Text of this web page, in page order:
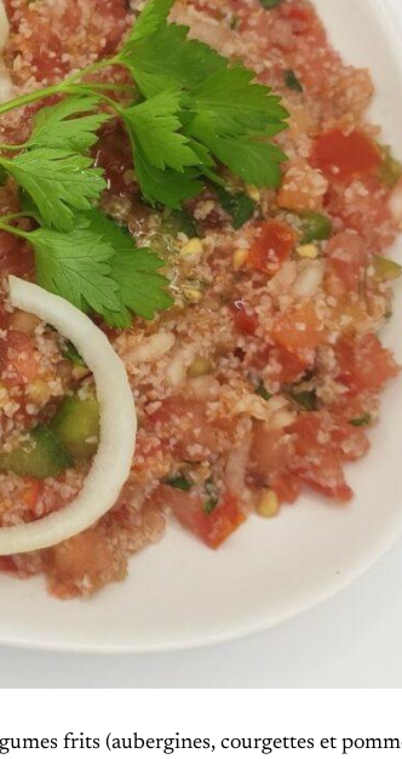
frits (aubergines, courgettes et